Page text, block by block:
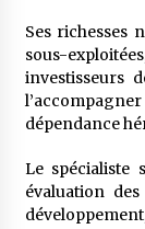
Ses richesses
sous-
investisseurs
dépendance
Le spécialiste
évaluation